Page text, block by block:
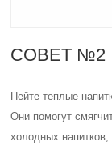
СОВЕТ №2
Пейте теплые
Они помогут
холодных напитков,